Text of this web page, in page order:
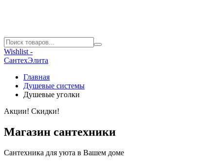
Wishlist -
СантехЭлита
Главная
Душевые системы
Душевые уголки
Акции! Скидки!
Магазин сантехники
Сантехника для уюта в Вашем доме